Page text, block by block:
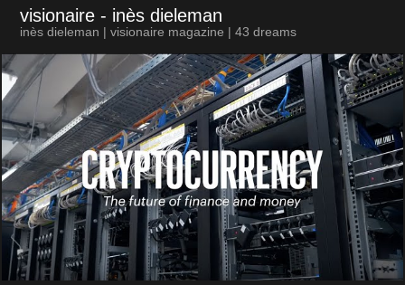
visionaire - inès dieleman
inès dieleman | visionaire magazine | 43 dreams